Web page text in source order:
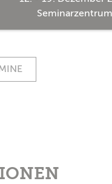
Seminarzentrum